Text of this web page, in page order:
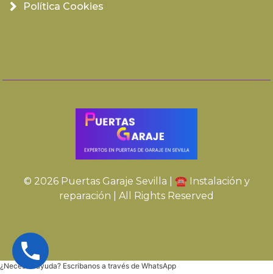
Política Cookies
© 2026 Puertas Garaje Sevilla | ☎️ Instalación y
reparación | All Rights Reserved
¿Necesita ayuda? Escribanos a través de WhatsApp